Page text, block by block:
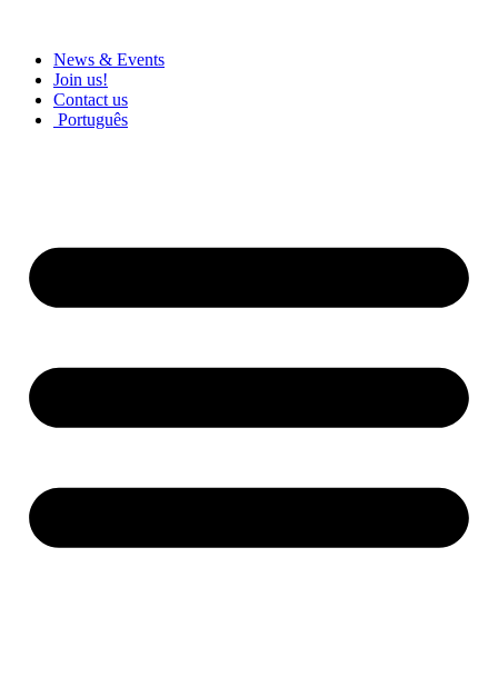
News & Events
Join us!
Contact us
Português